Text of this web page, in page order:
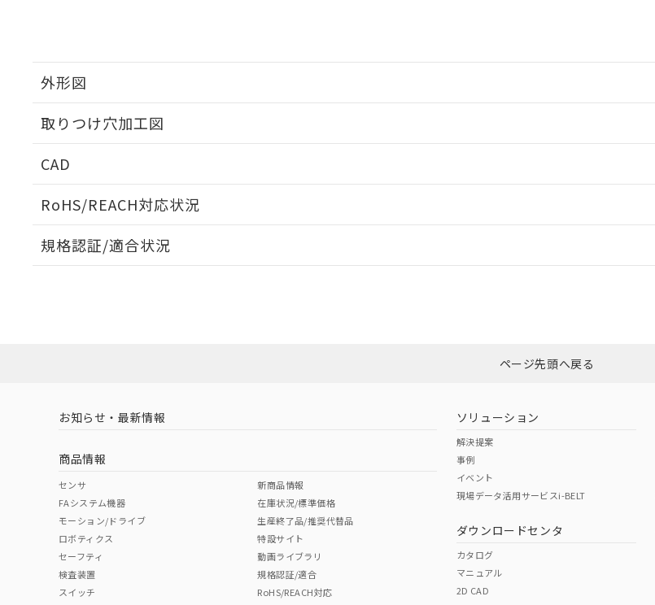
外形図
取りつけ穴加工図
CAD
RoHS/REACH対応状況
EU RoHS 注意事項・凡例
ダウンロードはこちら
中国 RoHS 注意事項・凡例
中国 RoHS表
Pb Hg Cr(VI)
規格認証/適合状況
ページ先頭へ戻る
お知らせ・最新情報
商品情報
センサ
FAシステム機器
モーション/ドライブ
ロボティクス
セーフティ
検査装置
スイッチ
新商品情報
在庫状況/標準価格
生産終了品/推奨代替品
特設サイト
動画ライブラリ
規格認証/適合
RoHS/REACH対応
ソリューション
解決提案
事例
イベント
現場データ活用サービスi-BELT
ダウンロードセンタ
カタログ
マニュアル
2D CAD